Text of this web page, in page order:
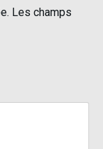
Les champs